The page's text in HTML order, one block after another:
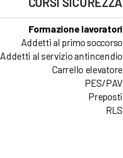
Addetti al primo soccorso
Addetti al servizio antincendio
Carrello elevatore
Formazione lavoratori
PES/PAV
Preposti
RLS